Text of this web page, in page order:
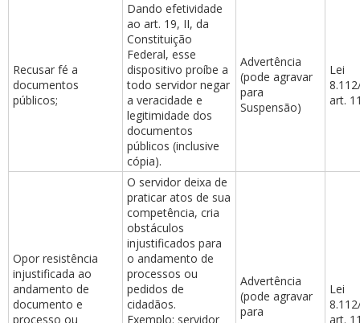
Recusar fé a
documentos
públicos;
Dando efetividade
ao art. 19, II, da
Constituição
Federal, esse
dispositivo proíbe a
todo servidor negar
a veracidade e
legitimidade dos
documentos
públicos (inclusive
cópia).
Advertência
(pode agravar
para
Suspensão)
Lei
art.
Opor resistência
injustificada ao
andamento de
documento e
processo ou
O servidor deixa de
praticar atos de sua
competência, cria
obstáculos
injustificados para
o andamento de
processos ou
pedidos de
cidadãos.
Exemplo: servidor
Advertência
(pode agravar
para
Lei
art.